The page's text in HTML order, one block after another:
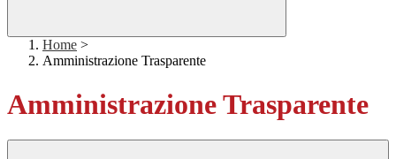
Home >
Amministrazione Trasparente
Amministrazione Trasparente